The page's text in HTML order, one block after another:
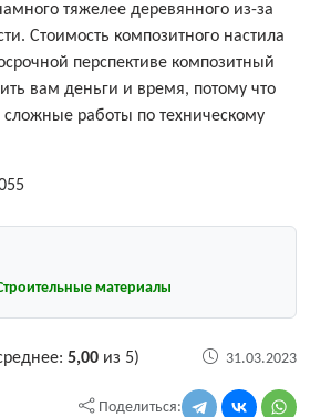
тяжелее деревянного из-за
Стоимость композитного настила
перспективе композитный
вам деньги и время, потому что
работы по техническому
материалы
5,00 из 5) 31.03.2023
Поделиться: